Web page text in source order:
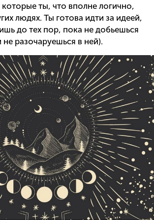
ты, что вполне логично,
людях. Ты готова идти за идеей,
до тех пор, пока не добьешься
разочаруешься в ней).